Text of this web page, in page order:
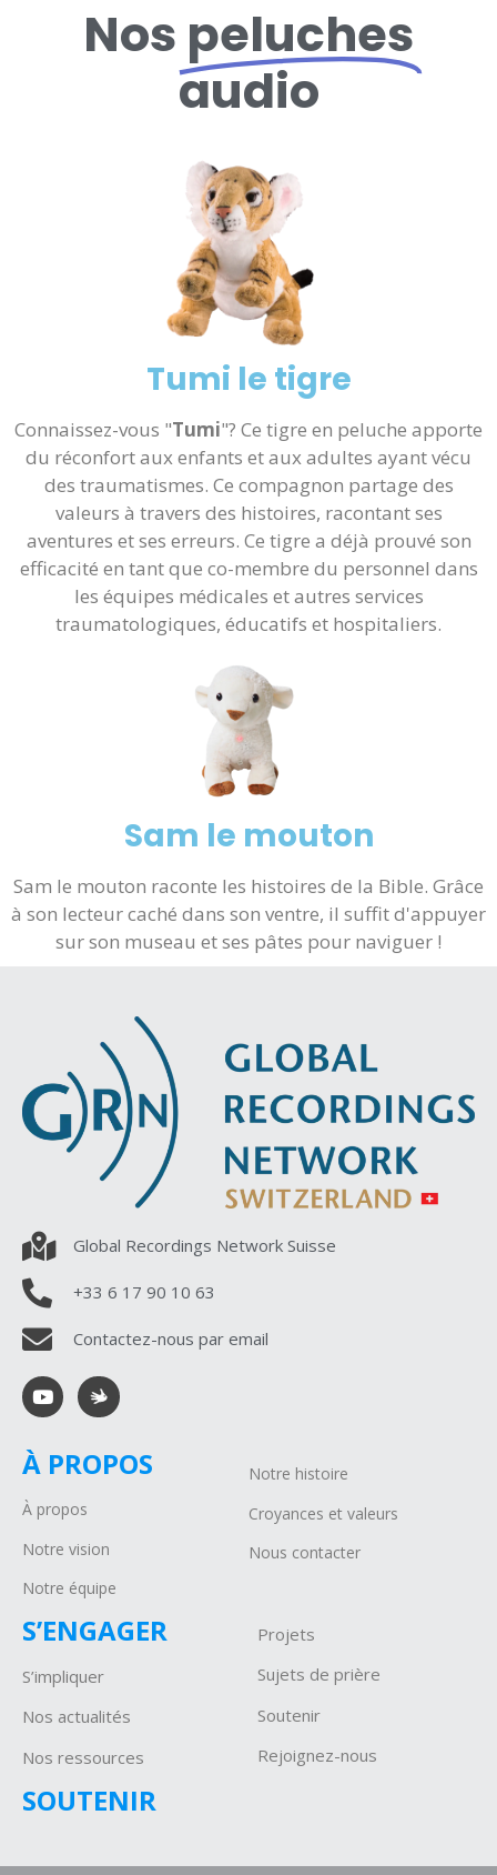
Nos peluches
audio
Tumi le tigre
Connaissez-vous "Tumi"? Ce tigre en peluche apporte
du réconfort aux enfants et aux adultes ayant vécu
des traumatismes. Ce compagnon partage des
valeurs à travers des histoires, racontant ses
aventures et ses erreurs. Ce tigre a déjà prouvé son
efficacité en tant que co-membre du personnel dans
les équipes médicales et autres services
traumatologiques, éducatifs et hospitaliers.
Sam le mouton
Sam le mouton raconte les histoires de la Bible. Grâce
à son lecteur caché dans son ventre, il suffit d'appuyer
sur son museau et ses pâtes pour naviguer !
Global Recordings Network Suisse
+33 6 17 90 10 63
Contactez-nous par email
À PROPOS
À propos
Notre vision
Notre équipe
Notre histoire
Croyances et valeurs
Nous contacter
S’ENGAGER
S’impliquer
Nos actualités
Nos ressources
SOUTENIR
Projets
Sujets de prière
Soutenir
Rejoignez-nous